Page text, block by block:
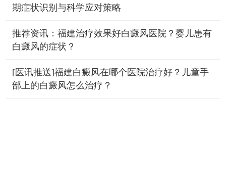
期症状识别与科学应对策略
推荐资讯：福建治疗效果好白癜风医院？婴儿患有
白癜风的症状？
[医讯推送]福建白癜风在哪个医院治疗好？儿童手
部上的白癜风怎么治疗？